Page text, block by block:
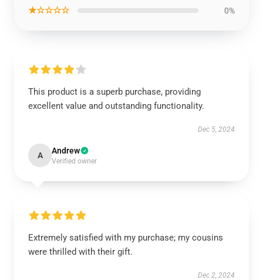
★☆☆☆☆ 0%
This product is a superb purchase, providing
excellent value and outstanding functionality.
Dec 5, 2024
A Andrew
Verified owner
Extremely satisfied with my purchase; my cousins
were thrilled with their gift.
Dec 2, 2024